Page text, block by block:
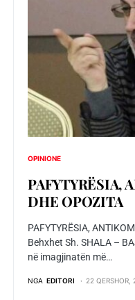
OPINIONE
PAFYTYRËSIA,
DHE OPOZITA
PAFYTYRËSIA,
Behxhet Sh. SHALA –
në imagjinatën më…
NGA EDITORI 22 QERSHOR,